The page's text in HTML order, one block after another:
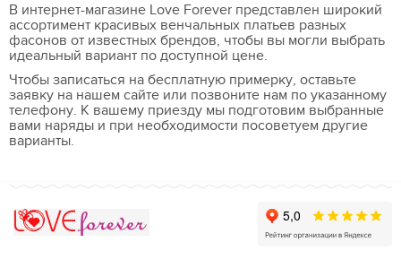
В интернет-магазине Love Forever представлен широкий
ассортимент красивых венчальных платьев разных
фасонов от известных брендов, чтобы вы могли выбрать
идеальный вариант по доступной цене.
Чтобы записаться на бесплатную примерку, оставьте
заявку на нашем сайте или позвоните нам по указанному
телефону. К вашему приезду мы подготовим выбранные
вами наряды и при необходимости посоветуем другие
варианты.